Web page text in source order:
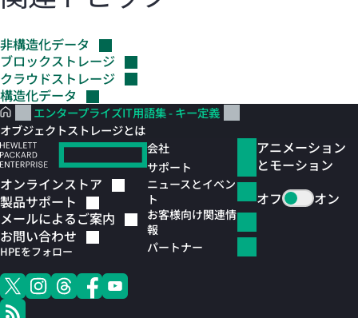
非構造化データ
ブロックストレージ
クラウドストレージ
構造化データ
エンタープライズIT用語集 - キー定義
オブジェクトストレージとは
オンラインストア
製品サポート
メールによるご案内
お問い合わせ
HPEをフォロー
会社
サポート
ニュースとイベン
ト
お客様向け関連情
報
パートナー
アニメーション
とモーション
オフ
オン